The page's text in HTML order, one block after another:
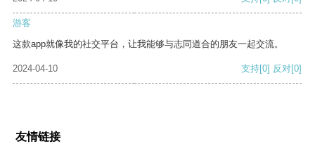
游客
这款app就像我的社交平台，让我能够与志同道合的朋友一起交流。
2024-04-10 支持[0] 反对[0]
友情链接